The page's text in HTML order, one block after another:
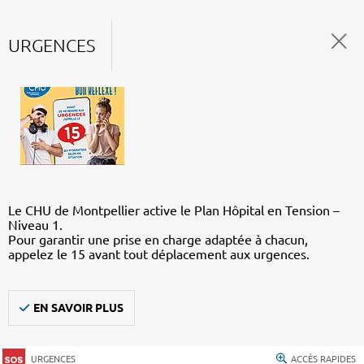
URGENCES
Le CHU de Montpellier active le Plan Hôpital en Tension –
Niveau 1.
Pour garantir une prise en charge adaptée à chacun,
appelez le 15 avant tout déplacement aux urgences.
EN SAVOIR PLUS
URGENCES ACCÈS RAPIDES